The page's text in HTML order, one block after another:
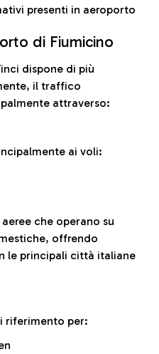
presenti in aeroporto
di Fiumicino
dispone di più
il traffico
attraverso:
ai voli:
che operano su
offrendo
le principali città italiane
riferimento per: